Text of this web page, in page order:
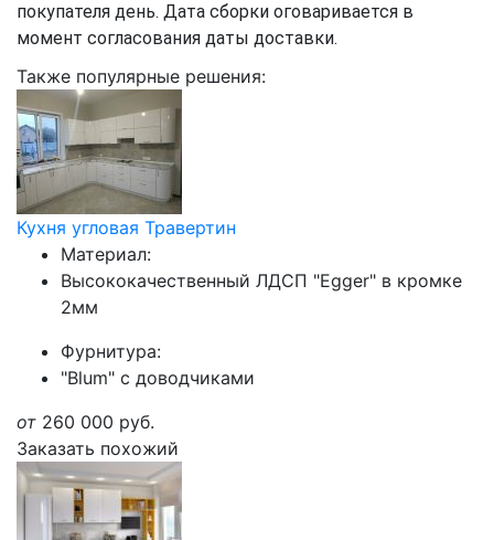
покупателя день. Дата сборки оговаривается в
момент согласования даты доставки.
Также популярные решения:
Кухня угловая Травертин
Материал:
Высококачественный ЛДСП "Egger" в кромке
2мм
Фурнитура:
"Blum" с доводчиками
от 260 000 руб.
Заказать похожий